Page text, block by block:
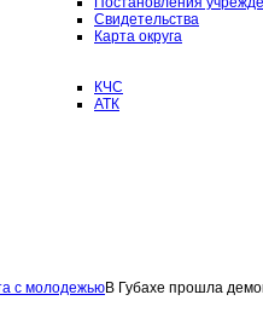
Свидетельства
Карта округа
КЧС
АТК
с молодежьюВ Губахе прошла